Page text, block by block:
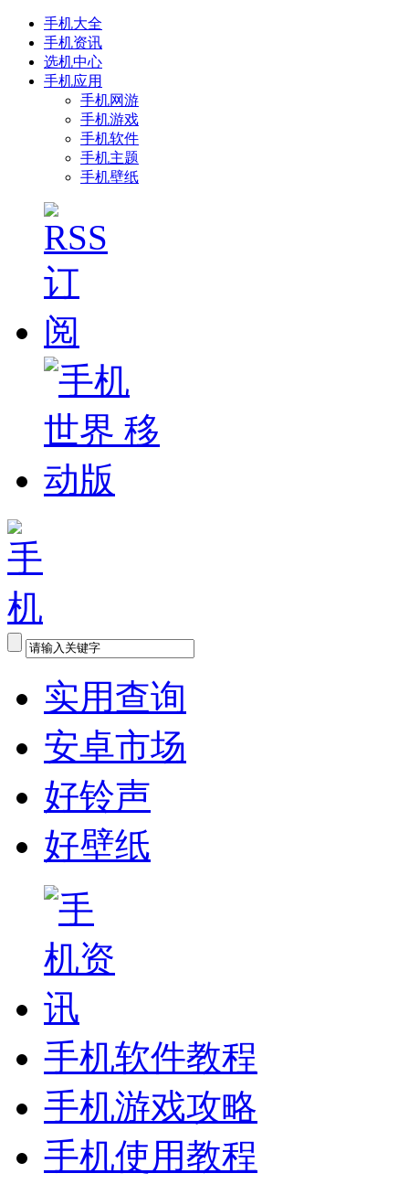
手机大全
手机资讯
选机中心
手机应用
手机网游
手机游戏
手机软件
手机主题
手机壁纸
实用查询
安卓市场
好铃声
好壁纸
手机软件教程
手机游戏攻略
手机使用教程